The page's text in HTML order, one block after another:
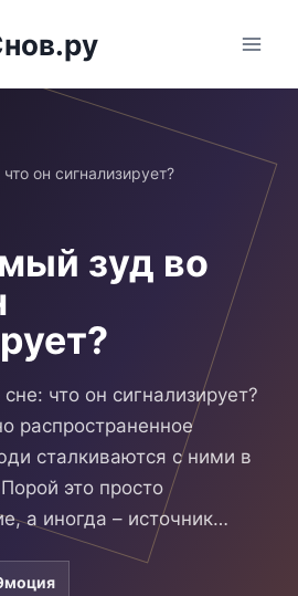
он сигнализирует?
зуд во
что он сигнализирует?
распространенное
сталкиваются с ними в
это просто
а иногда – источник…